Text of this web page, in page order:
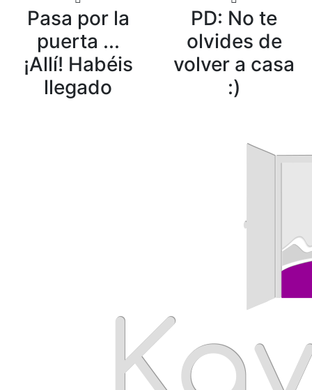
Pasa por la
puerta ...
¡Allí! Habéis
llegado
PD: No te
olvides de
volver a casa
:)